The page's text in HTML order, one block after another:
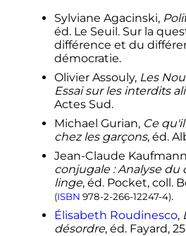
Sylviane Agacinski,
éd. Le Seuil. Sur la
différence et du
démocratie.
Olivier Assouly, Les
Essai sur les interdits
Actes Sud.
Michael Gurian, Ce
chez les garçons, éd.
Jean-Claude
conjugale : Analyse du
linge, éd. Pocket, coll.
(ISBN 978-2-266-12247-4).
Élisabeth Roudinesco,
désordre, éd. Fayard,